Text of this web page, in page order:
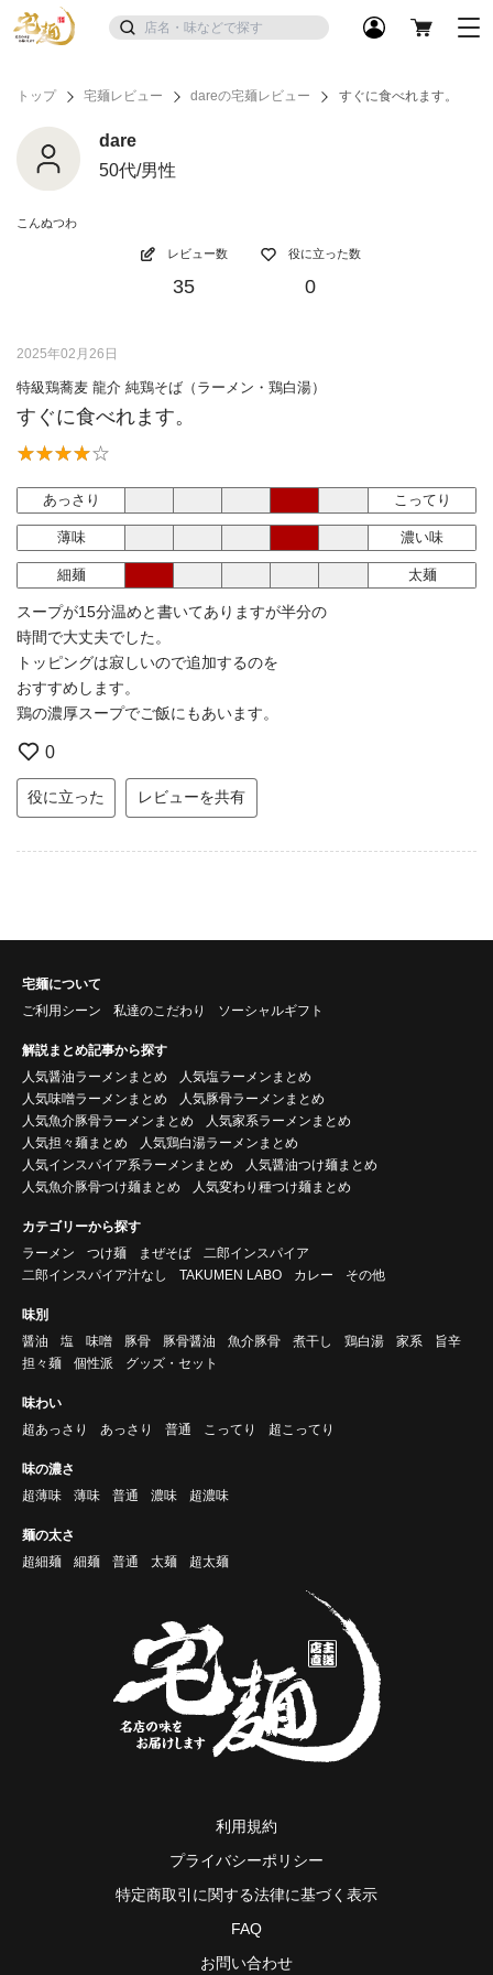
トップ 宅麺レビュー dareの宅麺レビュー すぐに食べれます。
dare
50代/男性
こんぬつわ
レビュー数
35
役に立った数
0
2025年02月26日
特級鶏蕎麦 龍介 純鶏そば（ラーメン・鶏白湯）
すぐに食べれます。
あっさり こってり
薄味 濃い味
細麺 太麺
スープが15分温めと書いてありますが半分の
時間で大丈夫でした。
トッピングは寂しいので追加するのを
おすすめします。
鶏の濃厚スープでご飯にもあいます。
0
役に立った レビューを共有
宅麺について
ご利用シーン
私達のこだわり ソーシャルギフト
解説まとめ記事から探す
人気醤油ラーメンまとめ
人気塩ラーメンまとめ
人気味噌ラーメンまとめ
人気豚骨ラーメンまとめ
人気魚介豚骨ラーメンまとめ
人気家系ラーメンまとめ
人気担々麺まとめ
人気鶏白湯ラーメンまとめ
人気インスパイア系ラーメンまとめ
人気醤油つけ麺まとめ
人気魚介豚骨つけ麺まとめ
人気変わり種つけ麺まとめ
カテゴリーから探す
ラーメン
つけ麺 まぜそば
二郎インスパイア
二郎インスパイア汁なし
TAKUMEN LABO カレー その他
味別
醤油
塩 味噌 豚骨 豚骨醤油 魚介豚骨 煮干し 鶏白湯 家系
旨辛
担々麺
個性派 グッズ・セット
味わい
超あっさり
あっさり 普通 こってり 超こってり
味の濃さ
超薄味
薄味 普通 濃味 超濃味
麺の太さ
超細麺
細麺 普通 太麺 超太麺
利用規約
プライバシーポリシー
特定商取引に関する法律に基づく表示
FAQ
お問い合わせ